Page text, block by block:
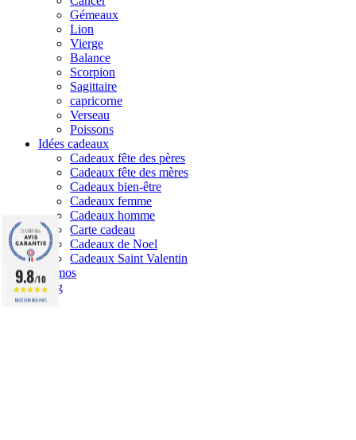
Gémeaux
Lion
Vierge
Balance
Scorpion
Sagittaire
capricorne
Verseau
Poissons
Idées cadeaux
Cadeaux fête des pères
Cadeaux fête des mères
Cadeaux bien-être
Cadeaux femme
Cadeaux homme
Carte cadeau
Cadeaux de Noel
Cadeaux Saint Valentin
Promos
Blog
9.8/10
BASÉ SUR 860 AVIS